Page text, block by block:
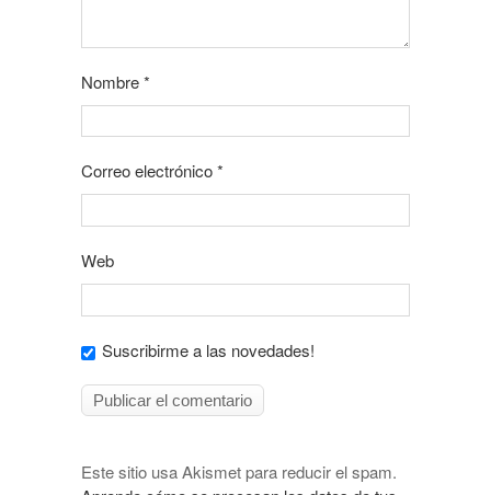
Nombre*
Correo electrónico*
Web
Suscribirme a las novedades!
Este sitio usa Akismet para reducir el spam.